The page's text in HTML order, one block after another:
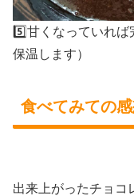
5️⃣甘くなっていれ
保温します）
食べてみての
出来上がったチョコ